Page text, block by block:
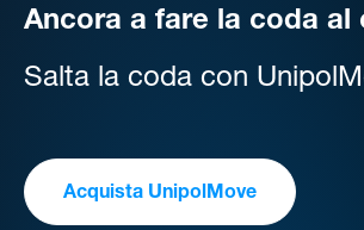
Ancora a fare la coda al
Salta la coda con
Acquista UnipolMove